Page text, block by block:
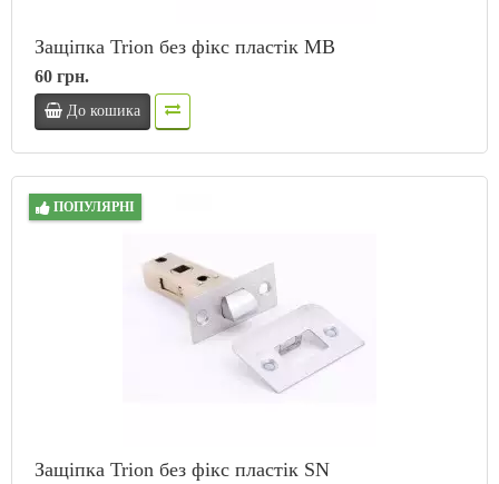
Защіпка Trion без фікс пластік MB
60 грн.
До кошика
ПОПУЛЯРНІ
Защіпка Trion без фікс пластік SN